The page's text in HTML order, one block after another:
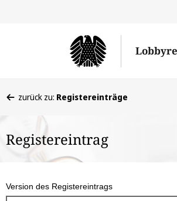
befinden
hier:
zurück zu: Registereinträge
Registereintrag
Version des Registereintrags